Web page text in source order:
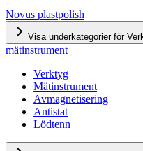
Novus plastpolish
Visa underkategorier för
mätinstrument
Verktyg
Mätinstrument
Avmagnetisering
Antistat
Lödtenn